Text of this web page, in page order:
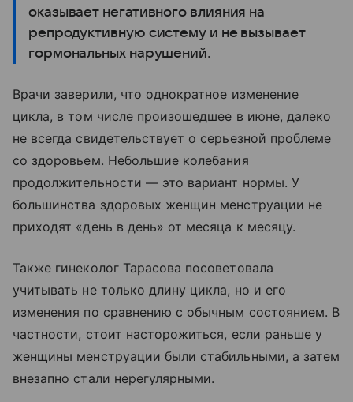
оказывает негативного влияния на
репродуктивную систему и не вызывает
гормональных нарушений.
Врачи заверили, что однократное изменение
цикла, в том числе произошедшее в июне, далеко
не всегда свидетельствует о серьезной проблеме
со здоровьем. Небольшие колебания
продолжительности — это вариант нормы. У
большинства здоровых женщин менструации не
приходят «день в день» от месяца к месяцу.
Также гинеколог Тарасова посоветовала
учитывать не только длину цикла, но и его
изменения по сравнению с обычным состоянием. В
частности, стоит насторожиться, если раньше у
женщины менструации были стабильными, а затем
внезапно стали нерегулярными.